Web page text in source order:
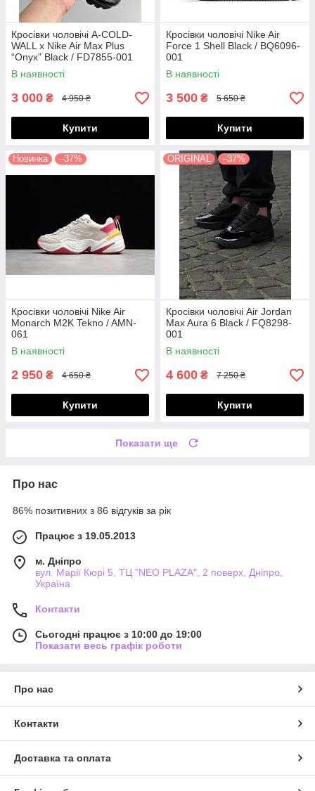
Кросівки чоловічі A-COLD-
WALL x Nike Air Max Plus
“Onyx” Black / FD7855-001
В наявності
3 000 ₴ 4 950 ₴
Купити
Кросівки чоловічі Nike Air
Force 1 Shell Black / BQ6096-
001
В наявності
3 500 ₴ 5 650 ₴
Купити
Новинка –37%
Кросівки чоловічі Nike Air
Monarch M2K Tekno / AMN-
061
В наявності
2 950 ₴ 4 650 ₴
Купити
ORIGINAL –37%
Кросівки чоловічі Air Jordan
Max Aura 6 Black / FQ8298-
001
В наявності
4 600 ₴ 7 250 ₴
Купити
Показати ще
Про нас
86% позитивних з 86 відгуків за рік
Працює з 19.05.2013
м. Дніпро
вул. Марії Кюрі 5, ТЦ "NEO PLAZA", 2 поверх, Дніпро,
Україна
Контакти
Сьогодні працює з 10:00 до 19:00
Показати весь графік роботи
Про нас
Контакти
Доставка та оплата